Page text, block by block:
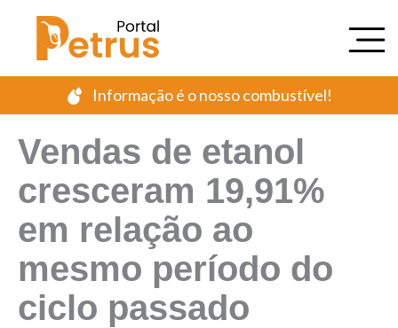
Informação é o nosso combustível!
Vendas de etanol
cresceram 19,91%
em relação ao
mesmo período do
ciclo passado